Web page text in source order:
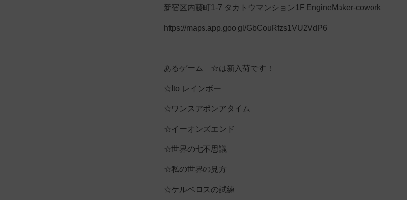
新宿区内藤町1-7 タカトウマンション1F EngineMaker-cowork
https://maps.app.goo.gl/GbCouRfzs1VU2VdP6
あるゲーム ☆は新入荷です！
☆Ito レインボー
☆ワンスアポンアタイム
☆イーオンズエンド
☆世界の七不思議
☆私の世界の見方
☆ケルベロスの試練